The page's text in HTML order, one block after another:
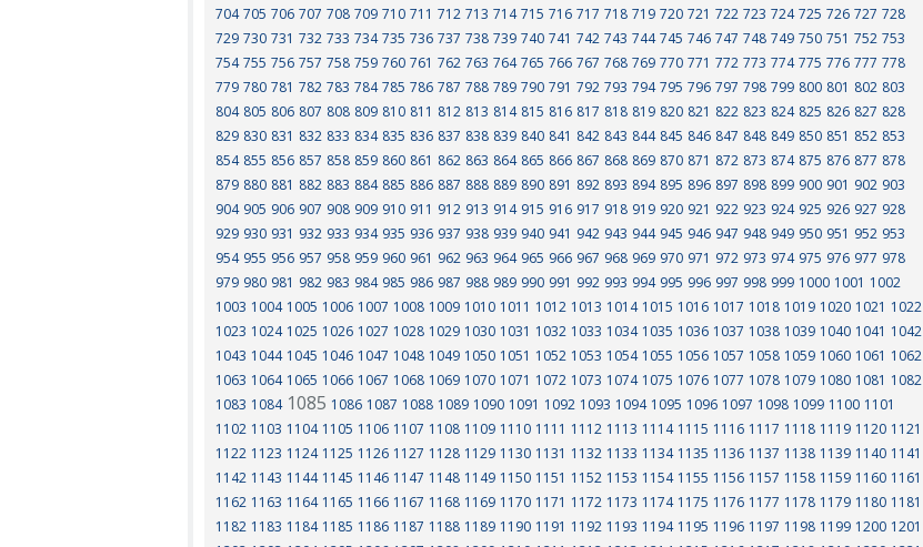
704 705 706 707 708 709 710 711 712 713 714 715 716 717 718 719 720 721 722 723 724 725 726 727 728
729 730 731 732 733 734 735 736 737 738 739 740 741 742 743 744 745 746 747 748 749 750 751 752 753
754 755 756 757 758 759 760 761 762 763 764 765 766 767 768 769 770 771 772 773 774 775 776 777 778
779 780 781 782 783 784 785 786 787 788 789 790 791 792 793 794 795 796 797 798 799 800 801 802 803
804 805 806 807 808 809 810 811 812 813 814 815 816 817 818 819 820 821 822 823 824 825 826 827 828
829 830 831 832 833 834 835 836 837 838 839 840 841 842 843 844 845 846 847 848 849 850 851 852 853
854 855 856 857 858 859 860 861 862 863 864 865 866 867 868 869 870 871 872 873 874 875 876 877 878
879 880 881 882 883 884 885 886 887 888 889 890 891 892 893 894 895 896 897 898 899 900 901 902 903
904 905 906 907 908 909 910 911 912 913 914 915 916 917 918 919 920 921 922 923 924 925 926 927 928
929 930 931 932 933 934 935 936 937 938 939 940 941 942 943 944 945 946 947 948 949 950 951 952 953
954 955 956 957 958 959 960 961 962 963 964 965 966 967 968 969 970 971 972 973 974 975 976 977 978
979 980 981 982 983 984 985 986 987 988 989 990 991 992 993 994 995 996 997 998 999 1000 1001 1002
1003 1004 1005 1006 1007 1008 1009 1010 1011 1012 1013 1014 1015 1016 1017 1018 1019 1020 1021 1022
1023 1024 1025 1026 1027 1028 1029 1030 1031 1032 1033 1034 1035 1036 1037 1038 1039 1040 1041 1042
1043 1044 1045 1046 1047 1048 1049 1050 1051 1052 1053 1054 1055 1056 1057 1058 1059 1060 1061 1062
1063 1064 1065 1066 1067 1068 1069 1070 1071 1072 1073 1074 1075 1076 1077 1078 1079 1080 1081 1082
1083 10841085 1086 1087 1088 1089 1090 1091 1092 1093 1094 1095 1096 1097 1098 1099 1100 1101
1102 1103 1104 1105 1106 1107 1108 1109 1110 1111 1112 1113 1114 1115 1116 1117 1118 1119 1120 1121
1122 1123 1124 1125 1126 1127 1128 1129 1130 1131 1132 1133 1134 1135 1136 1137 1138 1139 1140 1141
1142 1143 1144 1145 1146 1147 1148 1149 1150 1151 1152 1153 1154 1155 1156 1157 1158 1159 1160 1161
1162 1163 1164 1165 1166 1167 1168 1169 1170 1171 1172 1173 1174 1175 1176 1177 1178 1179 1180 1181
1182 1183 1184 1185 1186 1187 1188 1189 1190 1191 1192 1193 1194 1195 1196 1197 1198 1199 1200 1201